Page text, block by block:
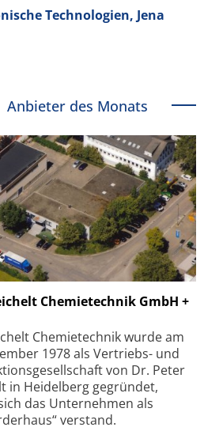
Technologien, Jena
Anbieter des Monats
Chemietechnik GmbH +
Chemietechnik wurde am
1978 als Vertriebs- und
von Dr. Peter
in Heidelberg gegründet,
das Unternehmen als
verstand.
SmarAct GmbH
kleinstem Raum